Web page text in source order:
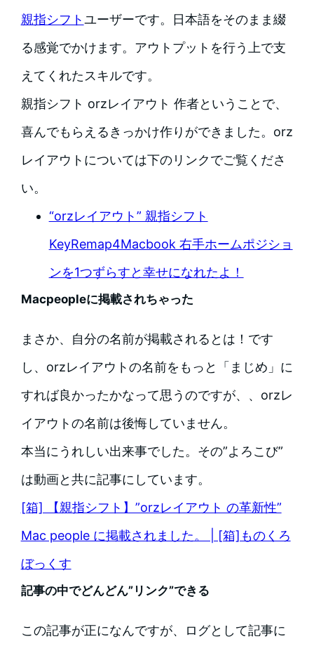
親指シフトユーザーです。日本語をそのまま綴
る感覚でかけます。アウトプットを行う上で支
えてくれたスキルです。
親指シフト orzレイアウト 作者ということで、
喜んでもらえるきっかけ作りができました。orz
レイアウトについては下のリンクでご覧くださ
い。
“orzレイアウト” 親指シフト
KeyRemap4Macbook 右手ホームポジショ
ンを1つずらすと幸せになれたよ！
Macpeopleに掲載されちゃった
まさか、自分の名前が掲載されるとは！です
し、orzレイアウトの名前をもっと「まじめ」に
すれば良かったかなって思うのですが、、orzレ
イアウトの名前は後悔していません。
本当にうれしい出来事でした。その”よろこび”
は動画と共に記事にしています。
[箱] 【親指シフト】”orzレイアウト の革新性”
Mac people に掲載されました。 | [箱]ものくろ
ぼっくす
記事の中でどんどん”リンク”できる
この記事が正になんですが、ログとして記事に